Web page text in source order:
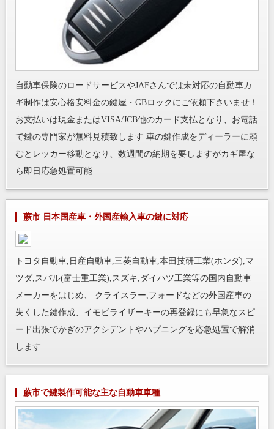
自動車保険のロードサービスやJAFさんでは未対応の自動車カ
ギ制作は安心格安料金の鍵屋・GBロックにご依頼下さいませ！
お支払いは現金またはVISA/JCB他のカード支払となり、お電話
で鍵の専門家が無料見積致します 車の鍵作成をディーラーに頼
むとレッカー移動となり、数週間の納期を要しますがカギ屋な
ら即日応急処置可能
蕨市 日本国産車・外国産輸入車の鍵に対応
トヨタ自動車,日産自動車,三菱自動車,本田技研工業(ホンダ),マ
ツダ,スバル(富士重工業),スズキ,ダイハツ工業等の国内自動車
メーカーをはじめ、 クライスラー,フォードなどの外国産車の
失くした鍵作成、イモビライザーキーの再登録にも早急なスピ
ード出張でかぎのアクシデントやハプニングを応急処置で解消
します
蕨市で鍵製作可能な主な自動車車種